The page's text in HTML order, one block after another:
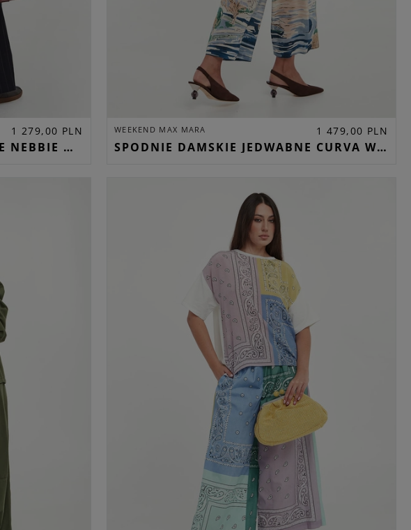
1 279,00 PLN
SPODNIE DAMSKIE WEŁNIANE NEBBIE WEEKEND MAX MARA GRANATOWY WIDE
WEEKEND MAX MARA 1 479,00 PLN
SPODNIE DAMSKIE JEDWABNE CURVA WEEKEND MAX MARA BEŻOWY STRAIGHT